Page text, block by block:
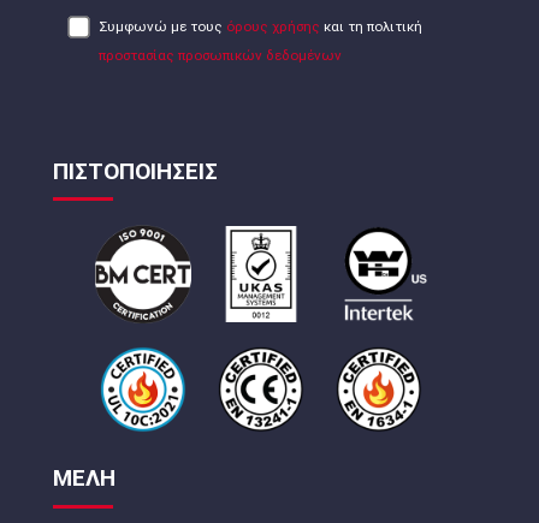
Συμφωνώ με τους όρους χρήσης και τη πολιτική
προστασίας προσωπικών δεδομένων
ΠΙΣΤΟΠΟΙΗΣΕΙΣ
ΜΕΛΗ